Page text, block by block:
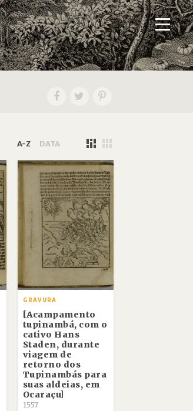
A-Z DATA
GRAVURA
[Acampamento
tupinambá, com o
cativo Hans
Staden, durante
viagem de
retorno dos
Tupinambás para
suas aldeias, em
Ocaraçu]
1557